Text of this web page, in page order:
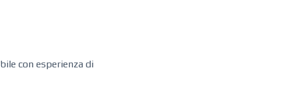
con esperienza di